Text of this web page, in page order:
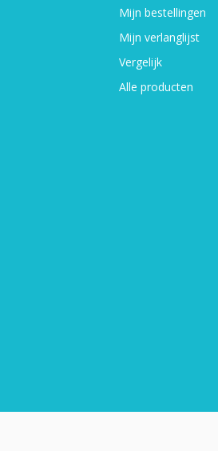
Mijn bestellingen
Mijn verlanglijst
Vergelijk
Alle producten